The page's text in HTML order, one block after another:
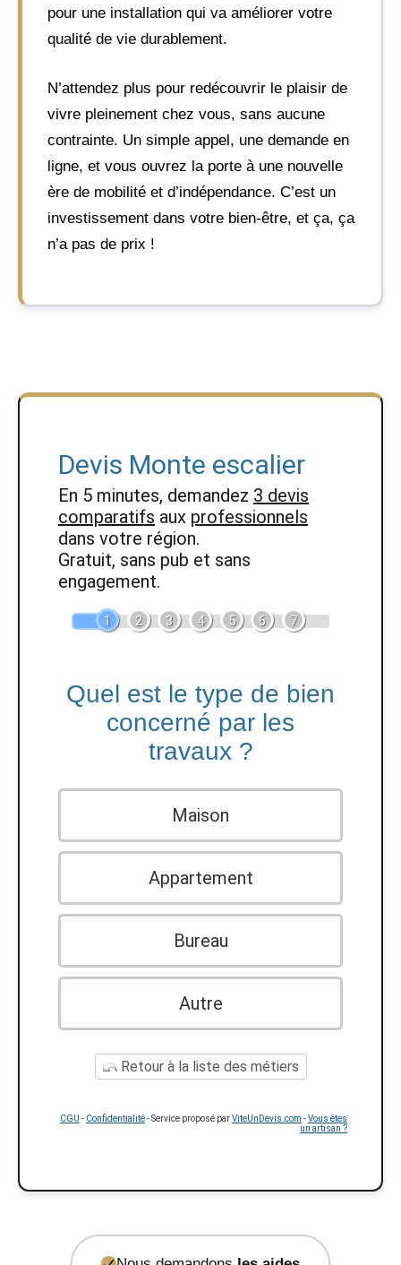
pour une installation qui va améliorer votre
qualité de vie durablement.
N’attendez plus pour redécouvrir le plaisir de
vivre pleinement chez vous, sans aucune
contrainte. Un simple appel, une demande en
ligne, et vous ouvrez la porte à une nouvelle
ère de mobilité et d’indépendance. C’est un
investissement dans votre bien-être, et ça, ça
n’a pas de prix !
Devis Monte escalier
En 5 minutes, demandez 3 devis
comparatifs aux professionnels
dans votre région.
Gratuit, sans pub et sans
engagement.
1 2 3 4 5 6 7
Quel est le type de bien
concerné par les
travaux ?
Maison
Appartement
Bureau
Autre
Retour à la liste des métiers
CGU - Confidentialité- Service proposé parViteUnDevis.com -Vous êtes
un artisan ?